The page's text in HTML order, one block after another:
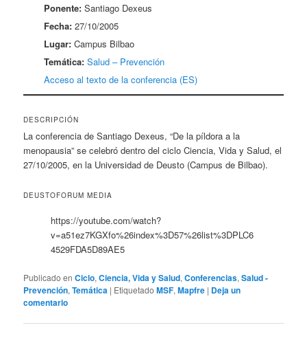
Ponente: Santiago Dexeus
Fecha: 27/10/2005
Lugar: Campus Bilbao
Temática: Salud – Prevención
Acceso al texto de la conferencia (ES)
DESCRIPCIÓN
La conferencia de Santiago Dexeus, “De la píldora a la
menopausia” se celebró dentro del ciclo Ciencia, Vida y Salud, el
27/10/2005, en la Universidad de Deusto (Campus de Bilbao).
DEUSTOFORUM MEDIA
https://youtube.com/watch?
v=a51ez7KGXfo%26index%3D57%26list%3DPLC6
4529FDA5D89AE5
Publicado en Ciclo,Ciencia, Vida y Salud,Conferencias,Salud -
Prevención,Temática | Etiquetado MSF,Mapfre | Deja un
comentario